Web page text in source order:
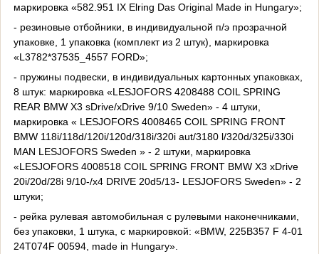
маркировка «582.951 IX Elring Das Original Made in Hungary»;
- резиновые отбойники, в индивидуальной п/э прозрачной
упаковке, 1 упаковка (комплект из 2 штук), маркировка
«L3782*37535_4557 FORD»;
- пружины подвески, в индивидуальных картонных упаковках,
8 штук: маркировка «LESJOFORS 4208488 COIL SPRING
REAR BMW X3 sDrive/xDrive 9/10 Sweden» - 4 штуки,
маркировка « LESJOFORS 4008465 COIL SPRING FRONT
BMW 118i/118d/120i/120d/318i/320i aut/3180 l/320d/325i/330i
MAN LESJOFORS Sweden » - 2 штуки, маркировка
«LESJOFORS 4008518 COIL SPRING FRONT BMW X3 xDrive
20i/20d/28i 9/10-/x4 DRIVE 20d5/13- LESJOFORS Sweden» - 2
штуки;
- рейка рулевая автомобильная с рулевыми наконечниками,
без упаковки, 1 штука, с маркировкой: «BMW, 225В357 F 4-01
24T074F 00594, made in Hungary».